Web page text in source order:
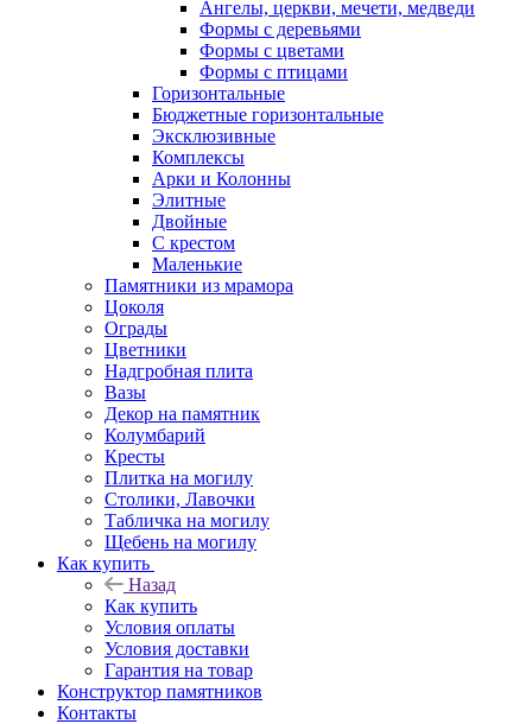
Ангелы, церкви, мечети, медведи
Формы с деревьями
Формы с цветами
Формы с птицами
Горизонтальные
Бюджетные горизонтальные
Эксклюзивные
Комплексы
Арки и Колонны
Элитные
Двойные
С крестом
Маленькие
Памятники из мрамора
Цоколя
Ограды
Цветники
Надгробная плита
Вазы
Декор на памятник
Колумбарий
Кресты
Плитка на могилу
Столики, Лавочки
Табличка на могилу
Щебень на могилу
Как купить
Назад
Как купить
Условия оплаты
Условия доставки
Гарантия на товар
Конструктор памятников
Контакты